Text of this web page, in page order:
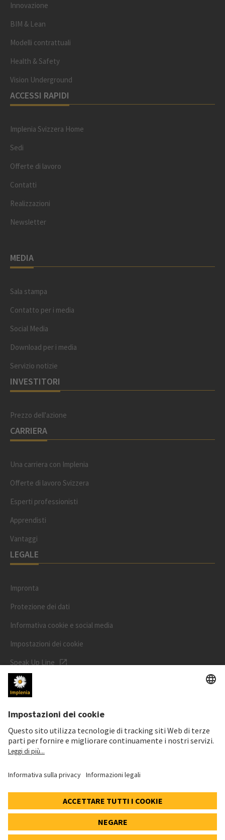
Innovazione
BIM & Lean
Modelli contrattuali
Health & Safety
Vision Underground
ACCESSI RAPIDI
Implenia Svizzera Home
Sedi
Offerte di lavoro
Contatti
Realizzazioni
Newsletter
MEDIA
Sala stampa
Contatto per i media
Social Media
Download per i media
Servizio notizie
INVESTITORI
Prezzo dell'azione
CARRIERA
Una carriera con Implenia
Offerte di lavoro Svizzera
Esperti professionisti
Apprendisti
Vantaggi
LEGALE
Impronta
Protezione dei dati
Informativa cookie e social media
Impostazioni dei cookie
Speak Up Line
PREZZO DELL'AZIONE
ISIN: CH0023868554
63,00 CHF
-0,20 CHF (-0,32%)
© 2026 Implenia AG